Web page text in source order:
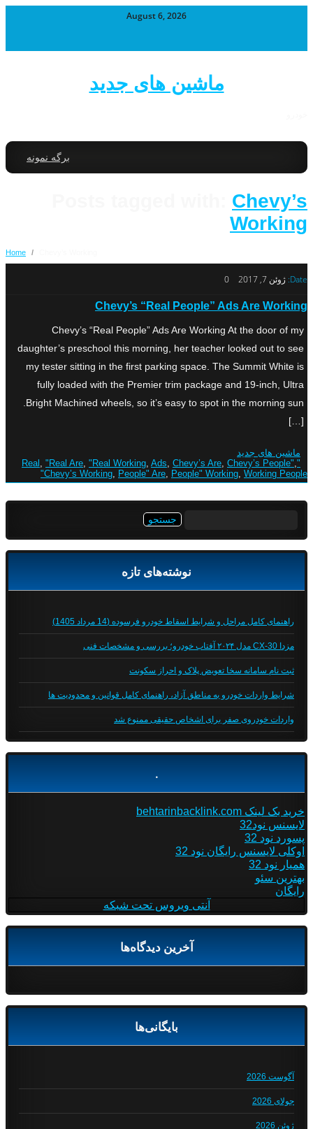
August 6, 2026
ماشین های جدید
برگه نمونه
Chevy’s
Working
Home /
Date: ژوئن 7, 2017 0
Chevy’s “Real People” Ads Are Working
Chevy’s “Real People” Ads Are Working At the door of my
daughter’s preschool this morning, her teacher looked out to see
my tester sitting in the first parking space. The Summit White is
fully loaded with the Premier trim package and 19-inch, Ultra
Bright Machined wheels, so it’s easy to spot in the morning sun.
[…]
ماشین های جدید
"Real
, "Real Are, "Real Working, Ads, Chevy’s Are, Chevy’s People",
Chevy’s Working, People" Are, People" Working, Working People"
نوشته‌های تازه
راهنمای کامل مراحل و شرایط اسقاط خودرو فرسوده (14 مرداد 1405)
مزدا CX-30 مدل ۲۰۲۴ آفتاب خودرو؛ بررسی و مشخصات فنی
ثبت نام سامانه سخا تعویض پلاک و احراز سکونت
شرایط واردات خودرو به مناطق آزاد، راهنمای کامل قوانین و محدودیت ها
واردات خودروی صفر برای اشخاص حقیقی ممنوع شد
.
خرید بک لینک behtarinbacklink.com
لایسنس نود32
پسورد نود 32
اوکلی لایسنس رایگان نود 32
همیار نود 32
بهترین سئو
رایگان
آنتی ویروس تحت شبکه
آخرین دیدگاه‌ها
بایگانی‌ها
آگوست 2026
جولای 2026
ژوئن 2026